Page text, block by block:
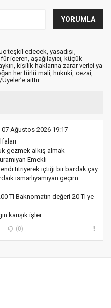
teşkil edecek, yasadışı,
içeren, aşağılayıcı, küçük
kişilik haklarına zarar verici ya
her türlü mali, hukuki, cezai,
aittir.
Ağustos 2026 19:17
gezmek alkış almak
Emeklı
tıtrıyerek içtiği bır bardak çay
ismarlıyamıyan geçim
Tl Baknomatın değeri 20 Tl ye
karışık işler
(0)